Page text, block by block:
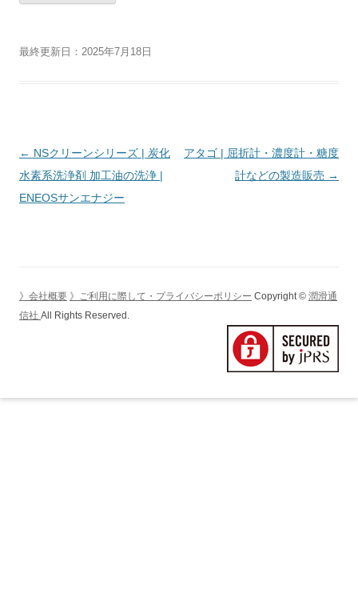
最終更新日：2025年7月18日
投
稿
ナ
ョ
← NSクリーンシリーズ | 炭化
水素系洗浄剤 加工油の洗浄 |
ENEOSサンエナジー
アタゴ | 屈折計・濃度計・糖度
計などの製造販売 →
》会社概要 》ご利用に際して・プライバシーポリシー Copyright © 潤滑通
信社 All Rights Reserved.